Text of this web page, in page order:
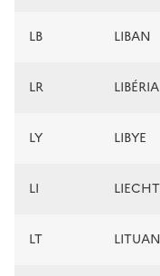
LB LIBAN
LR LIBÉRIA
LY LIBYE
LI
LT